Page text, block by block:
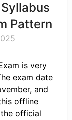
Syllabus
Pattern
is very
exam date
and
offline
the official